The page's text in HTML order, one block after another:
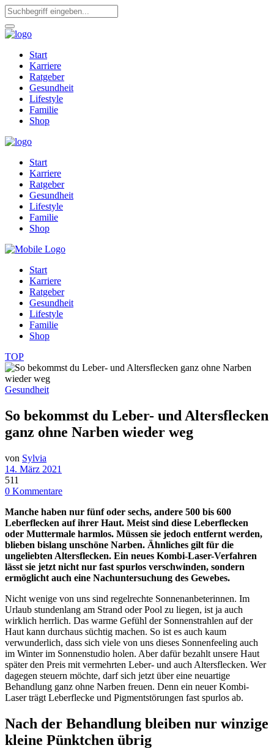
Start
Karriere
Ratgeber
Gesundheit
Lifestyle
Familie
Shop
Start
Karriere
Ratgeber
Gesundheit
Lifestyle
Familie
Shop
Start
Karriere
Ratgeber
Gesundheit
Lifestyle
Familie
Shop
TOP
Gesundheit
So bekommst du Leber- und Altersflecken
ganz ohne Narben wieder weg
von Sylvia
14. März 2021
511
0 Kommentare
Manche haben nur fünf oder sechs, andere 500 bis 600
Leberflecken auf ihrer Haut. Meist sind diese Leberflecken
oder Muttermale harmlos. Müssen sie jedoch entfernt werden,
blieben bislang unschöne Narben. Ähnliches gilt für die
ungeliebten Altersflecken. Ein neues Kombi-Laser-Verfahren
lässt sie jetzt nicht nur fast spurlos verschwinden, sondern
ermöglicht auch eine Nachuntersuchung des Gewebes.
Nicht wenige von uns sind regelrechte Sonnenanbeterinnen. Im
Urlaub stundenlang am Strand oder Pool zu liegen, ist ja auch
wirklich herrlich. Das warme Gefühl der Sonnenstrahlen auf der
Haut kann durchaus süchtig machen. So ist es auch kaum
verwunderlich, dass sich viele von uns dieses Sonnenfeeling auch
im Winter im Sonnenstudio holen. Aber dafür bezahlt unsere Haut
später den Preis mit vermehrten Leber- und auch Altersflecken. Wer
dagegen steuern möchte, darf sich jetzt über eine neuartige
Behandlung ganz ohne Narben freuen. Denn ein neuer Kombi-
Laser trägt Leberflecke und Pigmentstörungen fast spurlos ab.
Nach der Behandlung bleiben nur winzige
kleine Pünktchen übrig